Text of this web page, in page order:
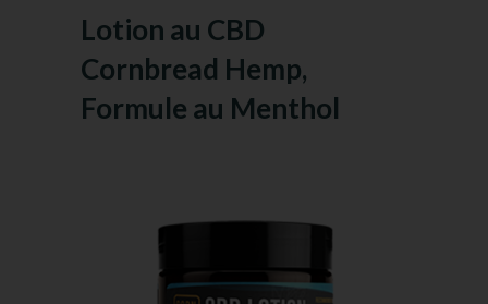
Lotion au CBD
Cornbread Hemp,
Formule au Menthol